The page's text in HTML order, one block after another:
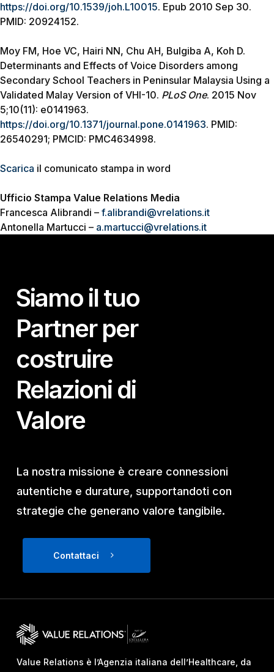
https://doi.org/10.1539/joh.L10015. Epub 2010 Sep 30.
PMID: 20924152.
Moy FM, Hoe VC, Hairi NN, Chu AH, Bulgiba A, Koh D.
Determinants and Effects of Voice Disorders among
Secondary School Teachers in Peninsular Malaysia Using a
Validated Malay Version of VHI-10. PLoS One. 2015 Nov
5;10(11): e0141963.
https://doi.org/10.1371/journal.pone.0141963. PMID:
26540291; PMCID: PMC4634998.
Scarica il comunicato stampa in word
Ufficio Stampa Value Relations Media
Francesca Alibrandi – f.alibrandi@vrelations.it
Antonella Martucci – a.martucci@vrelations.it
Siamo il tuo
Partner per
costruire
Relazioni di
Valore
La nostra missione è creare connessioni
autentiche e durature, supportandoti con
strategie che generano valore tangibile.
Contattaci
Value Relations è l’Agenzia italiana dell’Healthcare, da